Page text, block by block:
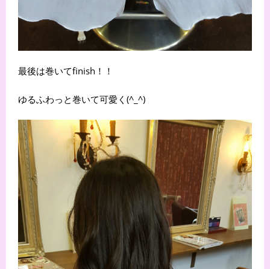
最後は巻いてfinish！！
ゆるふわっと巻いて可愛く(^_^)